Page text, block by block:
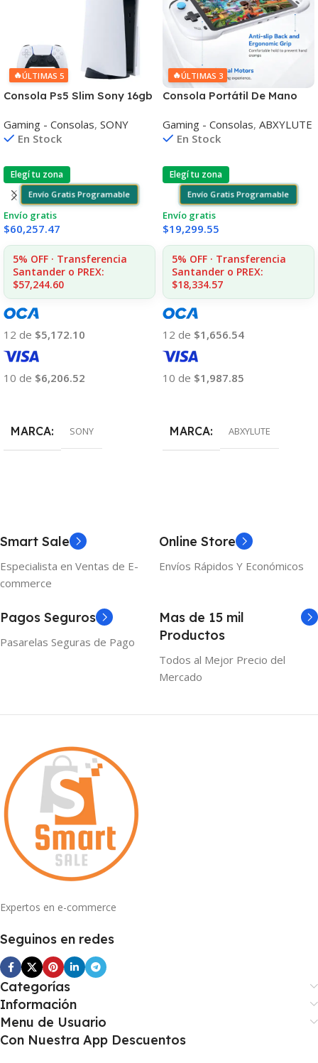
🔥ÚLTIMAS 5
Consola Ps5 Slim Sony 16gb
Gran Turismo 7
Gaming - Consolas, SONY
En Stock
Elegí tu zona
Envío Gratis Programable
Envío gratis
$60,257.47
5% OFF · Transferencia
Santander o PREX:
$57,244.60
12 de $5,172.10
10 de $6,206.52
MARCA SONY
🔥ÚLTIMAS 3
Consola Portátil De Mano
64gb
Gaming - Consolas, ABXYLUTE
En Stock
Elegí tu zona
Envío Gratis Programable
Envío gratis
$19,299.55
5% OFF · Transferencia
Santander o PREX:
$18,334.57
12 de $1,656.54
10 de $1,987.85
MARCA ABXYLUTE
Smart Sale
Especialista en Ventas de E-
commerce
Online Store
Envíos Rápidos Y Económicos
Pagos Seguros
Pasarelas Seguras de Pago
Mas de 15 mil
Productos
Todos al Mejor Precio del
Mercado
Expertos en e-commerce
Seguinos en redes
Categorías
Información
Menu de Usuario
Con Nuestra App Descuentos